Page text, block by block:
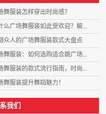
舞服装怎样穿出时尚感？
么广场舞服装如此受欢迎？解...
众人的广场舞服装款式大盘点
舞服装：如何选购适合跳广场...
舞服装的款式流行指南，时尚...
舞服装提升舞蹈魅力！
我们